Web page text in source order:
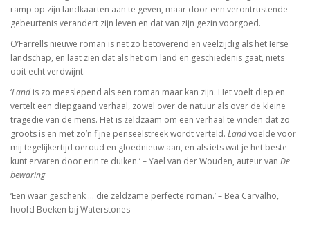
ramp op zijn landkaarten aan te geven, maar door een verontrustende
gebeurtenis verandert zijn leven en dat van zijn gezin voorgoed.
O’Farrells nieuwe roman is net zo betoverend en veelzijdig als het Ierse
landschap, en laat zien dat als het om land en geschiedenis gaat, niets
ooit echt verdwijnt.
‘Land is zo meeslepend als een roman maar kan zijn. Het voelt diep en
vertelt een diepgaand verhaal, zowel over de natuur als over de kleine
tragedie van de mens. Het is zeldzaam om een verhaal te vinden dat zo
groots is en met zo’n fijne penseelstreek wordt verteld. Landvoelde voor
mij tegelijkertijd oeroud en gloednieuw aan, en als iets wat je het beste
kunt ervaren door erin te duiken.’ – Yael van der Wouden, auteur van De
bewaring
‘Een waar geschenk … die zeldzame perfecte roman.’ – Bea Carvalho,
hoofd Boeken bij Waterstones